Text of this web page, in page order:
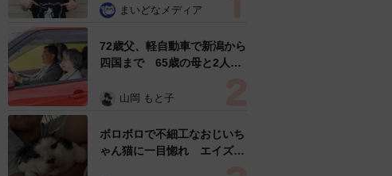
雰囲気が」「宝塚に入れそ
まいどなメディア
72歳父、軽自動車で新潟から
四国まで 65歳の母と2人で
憩まで分刻み… 「大学生で
山岡 もと子
ボロボロで不細工なおじいち
ゃん猫に一目惚れ エイズだ